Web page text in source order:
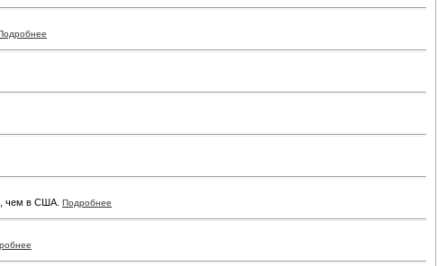
чем в США. Подробнее